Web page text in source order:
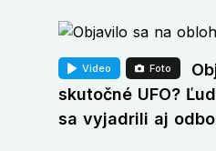
Video Foto
skutočné UFO?
sa vyjadrili aj